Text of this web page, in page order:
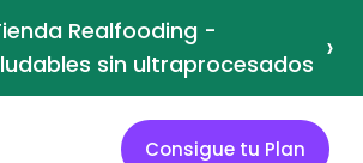
Realfooding -
sin ultraprocesados ›
Consigue tu Plan